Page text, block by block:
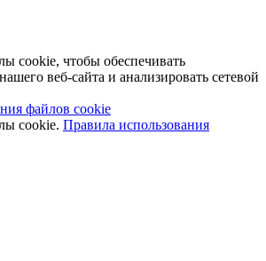
cookie, чтобы обеспечивать
веб-сайта и анализировать сетевой
файлов cookie
cookie. Правила использования